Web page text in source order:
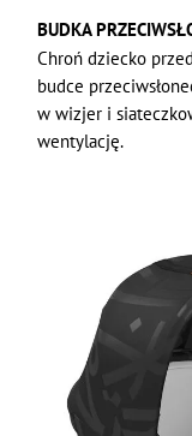
BUDKA
Chroń dziecko
budce
w wizjer i
wentylację.